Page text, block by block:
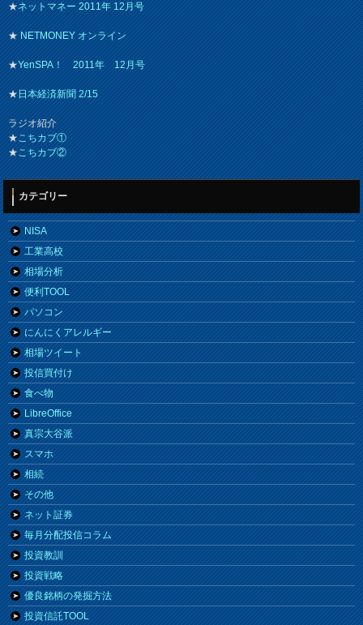
★ネットマネー 2011年 12月号
★NETMONEY オンライン
★YenSPA！ 2011年 12月号
★日本経済新聞 2/15
ラジオ紹介
★こちカブ①
★こちカブ②
カテゴリー
NISA
工業高校
相場分析
便利TOOL
パソコン
にんにくアレルギー
相場ツイート
投信買付け
食べ物
LibreOffice
真宗大谷派
スマホ
相続
その他
ネット証券
毎月分配投信コラム
投資教訓
投資戦略
優良銘柄の発掘方法
投資信託TOOL